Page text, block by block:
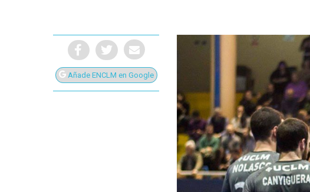
Presiona Intro para buscar o ESC para cerrar
Añade ENCLM en Google